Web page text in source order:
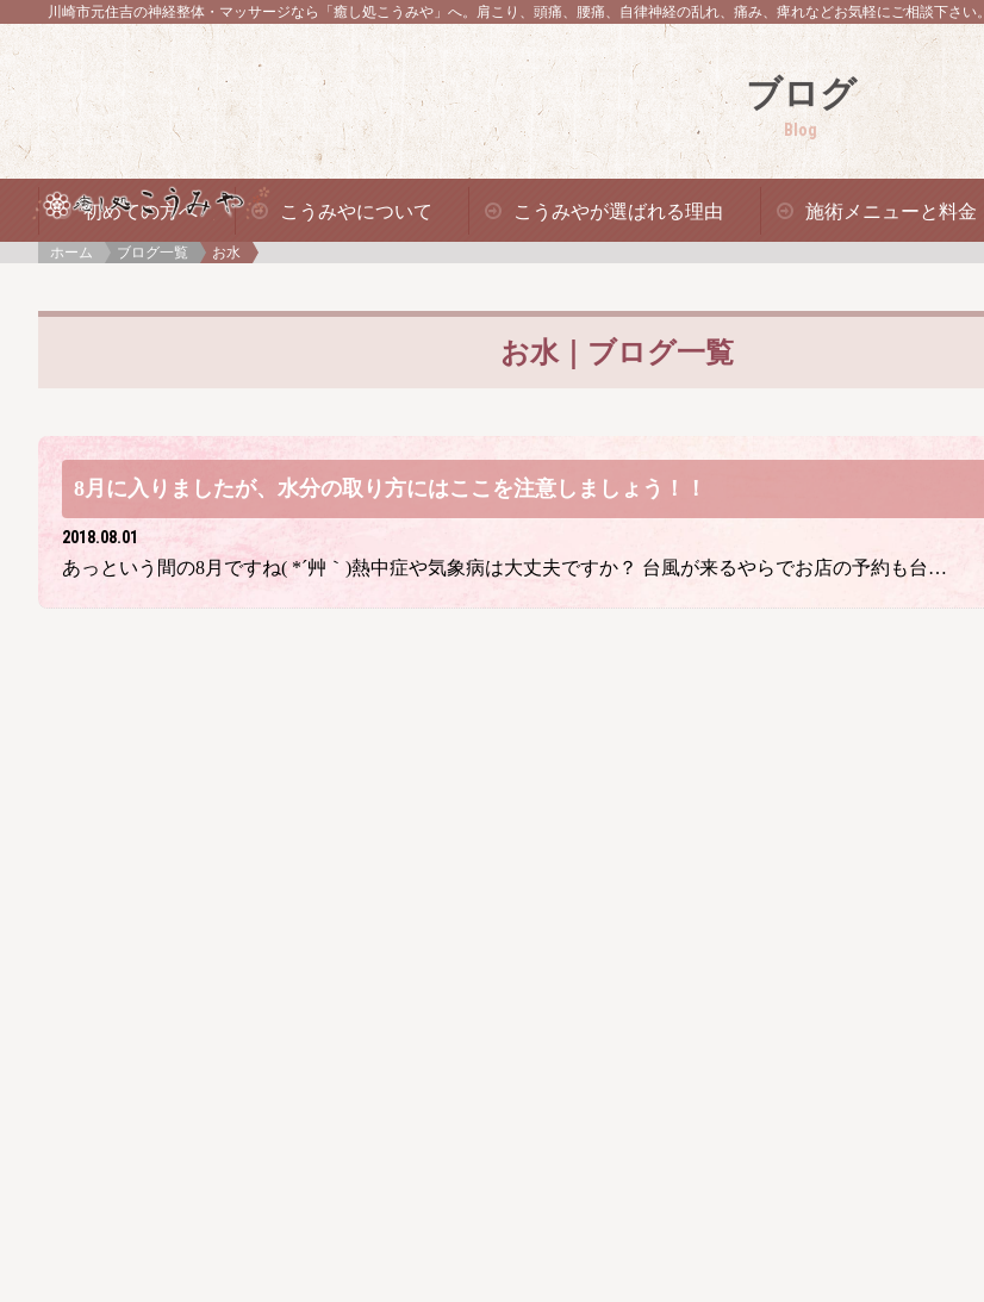
川崎市元住吉の神経整体・マッサージなら「癒し処こうみや」へ。 肩こり、頭痛、腰痛、自律神経の乱れ、痛み、痺れなどお気軽にご相談下さい。
ブログ
Blog
初めての方へ こうみやについて こうみやが選ばれる理由 施術メニューと料金
ホーム ブログ一覧 お水
お水｜ブログ一覧
8月に入りましたが、水分の取り方にはここを注意しましょう！！
2018.08.01
あっという間の8月ですね( *´艸｀)熱中症や気象病は大丈夫ですか？ 台風が来るやらでお店の予約も台…